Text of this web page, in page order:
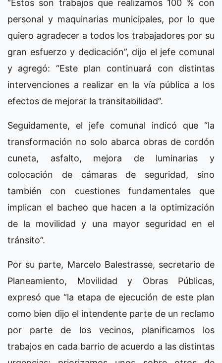
“Estos son trabajos que realizamos 100 % con
personal y maquinarias municipales, por lo que
quiero agradecer a todos los trabajadores por su
gran esfuerzo y dedicación”, dijo el jefe comunal
y agregó: “Este plan continuará con distintas
intervenciones a realizar en la vía pública a los
efectos de mejorar la transitabilidad”.
Seguidamente, el jefe comunal indicó que “la
transformación no solo abarca obras de cordón
cuneta, asfalto, mejora de luminarias y
colocación de cámaras de seguridad, sino
también con cuestiones fundamentales que
implican el bacheo que hacen a la optimización
de la movilidad y una mayor seguridad en el
tránsito”.
Por su parte, Marcelo Balestrasse, secretario de
Planeamiento, Movilidad y Obras Públicas,
expresó que “la etapa de ejecución de este plan
como bien dijo el intendente parte de un reclamo
por parte de los vecinos, planificamos los
trabajos en cada barrio de acuerdo a las distintas